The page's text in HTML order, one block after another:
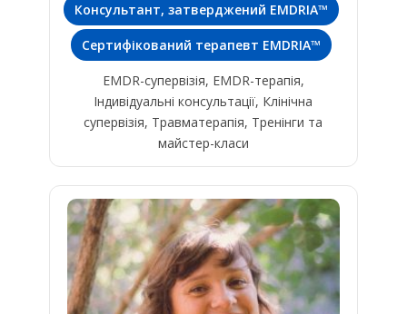
Консультант, затверджений EMDRIA™
Сертифікований терапевт EMDRIA™
EMDR-супервізія, EMDR-терапія,
Індивідуальні консультації, Клінічна
супервізія, Травматерапія, Тренінги та
майстер-класи